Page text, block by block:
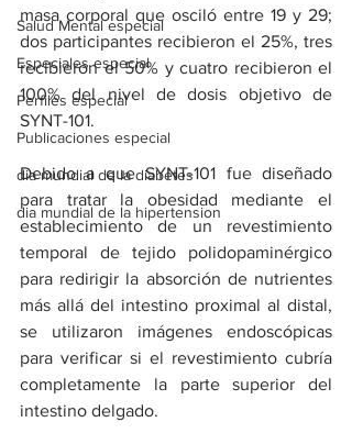
Salud Mental especial
Especiales especial
Perfiles especial
Publicaciones especial
dia mundial de la diabetes
dia mundial de la hipertension
masa corporal que osciló entre 19 y 29;
dos participantes recibieron el 25%, tres
recibieron el 50% y cuatro recibieron el
100% del nivel de dosis objetivo de
SYNT-101.
Debido a que SYNT-101 fue diseñado
para tratar la obesidad mediante el
establecimiento de un revestimiento
temporal de tejido polidopaminérgico
para redirigir la absorción de nutrientes
más allá del intestino proximal al distal,
se utilizaron imágenes endoscópicas
para verificar si el revestimiento cubría
completamente la parte superior del
intestino delgado.